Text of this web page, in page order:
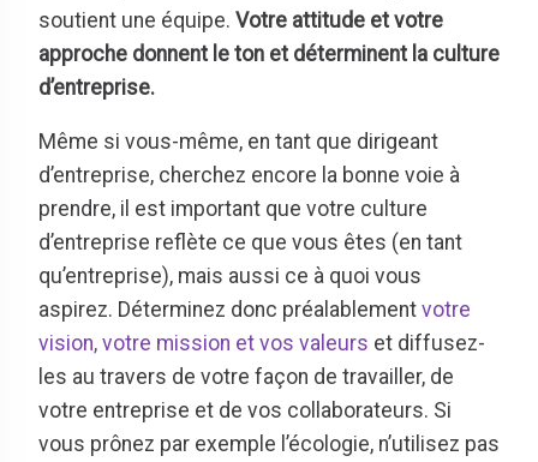
soutient une équipe. Votre attitude et votre
approche donnent le ton et déterminent la culture
d’entreprise.
Même si vous-même, en tant que dirigeant
d’entreprise, cherchez encore la bonne voie à
prendre, il est important que votre culture
d’entreprise reflète ce que vous êtes (en tant
qu’entreprise), mais aussi ce à quoi vous
aspirez. Déterminez donc préalablement votre
vision, votre mission et vos valeurs et diffusez-
les au travers de votre façon de travailler, de
votre entreprise et de vos collaborateurs. Si
vous prônez par exemple l’écologie, n’utilisez pas